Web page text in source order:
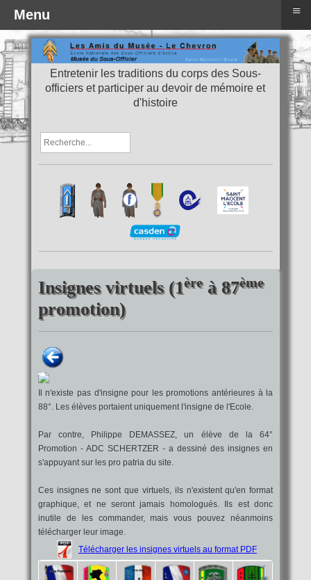
Entretenir les traditions du corps des Sous-
officiers et participer au devoir de mémoire et
d'histoire
Insignes virtuels (1èreà 87ème
promotion)
Il n'existe pas d'insigne pour les promotions antérieures à la
88°. Les élèves portaient uniquement l'insigne de l'Ecole.
Par contre, Philippe DEMASSEZ, un élève de la 64°
Promotion - ADC SCHERTZER - a dessiné des insignes en
s'appuyant sur les pro patria du site.
Ces insignes ne sont que virtuels, ils n'existent qu'en format
graphique, et ne seront jamais homologués. Ils est donc
inutile de les commander, mais vous pouvez néanmoins
télécharger leur image.
Télécharger les insignes virtuels au format PDF
Menu ≡